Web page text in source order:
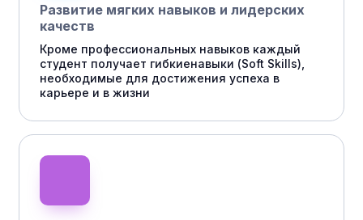
Развитие мягких навыков и лидерских
качеств
Кроме профессиональных навыков каждый
студент получает гибкиенавыки (Soft Skills),
необходимые для достижения успеха в
карьере и в жизни